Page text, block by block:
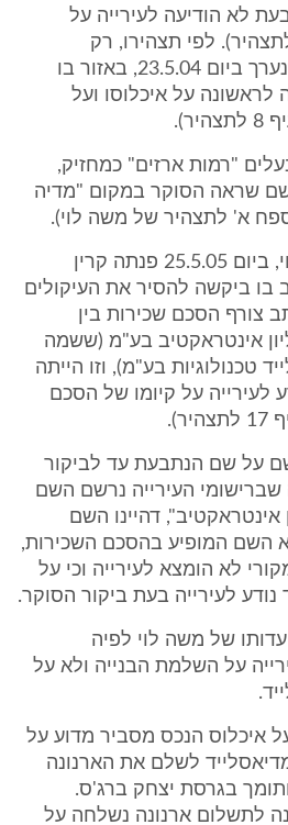
לא הודיעה לעירייה על
הנכס (סעיף 7 לתצהיר). לפי תצהירו, רק
במסגרת סקר נכסים שנערך ביום 23.5.04, באזור בו
לראשונה על איכלוסו ועל
"רמות ארזים" כמחזיק,
שראה הסוקר במקום "מדיה
א' לתצהיר של משה לוי).
לפי תצהירו של משה לוי, ביום 25.5.05 פנתה קרין
בו ביקשה להסיר את העיקולים
צורף הסכם שכירות בין
אינטראקטיב בע"מ (ששמה
טכנולוגיות בע"מ), וזו הייתה
לעירייה על קיומו של הסכם
על שם הנתבעת עד לביקור
העירייה נרשם השם
אינטראקטיב", דהיינו השם
השם המופיע בהסכם השכירות,
לא הומצא לעירייה וכי על
לעירייה בעת ביקור הסוקר.
של משה לוי לפיה
על השלמת הבנייה ולא על
על איכלוס הנכס מסביר מדוע על
לשלם את הארנונה
בגרסת יצחק ברג'ס.
לתשלום ארנונה נשלחה על